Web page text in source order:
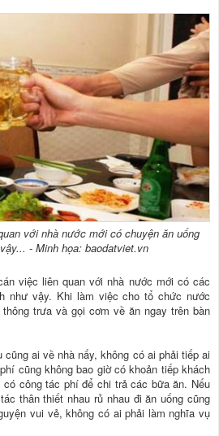
với nhà nước mới có chuyện ăn uống
- Minh họa: baodatviet.vn
việc liên quan với nhà nước mới có các
như vậy. Khi làm việc cho tổ chức nước
trưa và gọi cơm về ăn ngay trên bàn
ai về nhà nấy, không có ai phải tiếp ai
cũng không bao giờ có khoản tiếp khách
công tác phí để chi trả các bữa ăn. Nếu
thân thiết nhau rủ nhau đi ăn uống cũng
vui vẻ, không có ai phải làm nghĩa vụ